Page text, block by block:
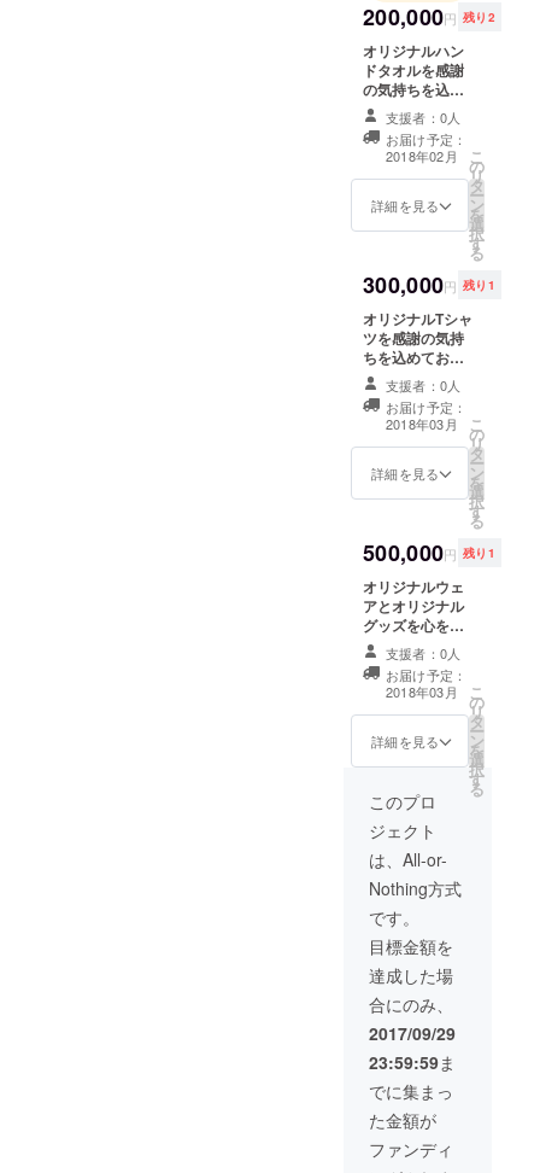
200,000円 残り2
オリジナルハン
ドタオルを感謝
の気持ちを込め
てお送りしま
す。支援者：0人
お届け予定：
2018年02月
詳細を見る
こ
の
リ
タ
ー
ン
を
選
択
す
る
300,000円 残り1
オリジナルTシャ
ツを感謝の気持
ちを込めてお送
りします。
支援者：0人
お届け予定：
2018年03月
詳細を見る
こ
の
リ
タ
ー
ン
を
選
択
す
る
500,000円 残り1
オリジナルウェ
アとオリジナル
グッズを心を込
めてお送りしま
す。支援者：0人
お届け予定：
2018年03月
詳細を見る
こ
の
リ
タ
ー
ン
を
選
択
す
る
このプロ
ジェクト
は、All-or-
Nothing方式
です。
目標金額を
達成した場
合にのみ、
2017/09/29
23:59:59ま
でに集まっ
た金額が
ファンディ